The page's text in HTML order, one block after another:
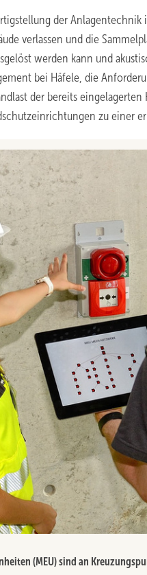
der
verlassen und die
werden kann und
bei Häfele, die
der bereits
zu einer
(MEU) sind an